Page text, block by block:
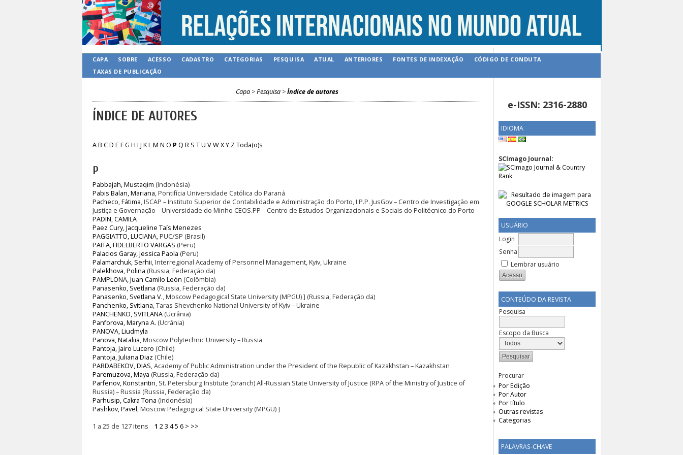
e-ISSN: 2316-2880
IDIOMA
SCImago Journal:
USUÁRIO
Login
Senha
Lembrar usuário
CONTEÚDO DA REVISTA
Pesquisa
Escopo da Busca
Procurar
Por Edição
Por Autor
Por título
Outras revistas
Categorias
PALAVRAS-CHAVE
CAPA SOBRE ACESSO CADASTRO CATEGORIAS PESQUISA ATUAL ANTERIORES FONTES DE INDEXAÇÃO
CÓDIGO DE CONDUTA
TAXAS DE PUBLICAÇÃO
Capa>Pesquisa>Índice de autores
ÍNDICE DE AUTORES
AB CD E FG H I J KLM N O P Q R S TU VWXY ZToda(o)s
P
Pabbajah, Mustaqim (Indonésia)
Pabis Balan, Mariana, Pontifícia Universidade Católica do Paraná
Pacheco, Fátima, ISCAP – Instituto Superior de Contabilidade e Administração do Porto, I.P.P. JusGov – Centro de Investigação em
Justiça e Governação – Universidade do Minho CEOS.PP – Centro de Estudos Organizacionais e Sociais do Politécnico do Porto
PADIN, CAMILA
Paez Cury, Jacqueline Taís Menezes
PAGGIATTO, LUCIANA, PUC/SP (Brasil)
PAITA, FIDELBERTO VARGAS (Peru)
Palacios Garay, Jessica Paola (Peru)
Palamarchuk, Serhii, Interregional Academy of Personnel Management, Kyiv, Ukraine
Palekhova, Polina (Russia, Federação da)
PAMPLONA, Juan Camilo León (Colômbia)
Panasenko, Svetlana (Russia, Federação da)
Panasenko, Svetlana V., Moscow Pedagogical State University (MPGU) ] (Russia, Federação da)
Panchenko, Svitlana, Taras Shevchenko National University of Kyiv – Ukraine
PANCHENKO, SVITLANA (Ucrânia)
Panforova, Maryna A. (Ucrânia)
PANOVA, Liudmyla
Panova, Nataliia, Moscow Polytechnic University – Russia
Pantoja, Jairo Lucero (Chile)
Pantoja, Juliana Diaz (Chile)
PARDABEKOV, DIAS, Academy of Public Administration under the President of the Republic of Kazakhstan – Kazakhstan
Paremuzova, Maya (Russia, Federação da)
Parfenov, Konstantin, St. Petersburg Institute (branch) All-Russian State University of Justice (RPA of the Ministry of Justice of
Russia) – Russia (Russia, Federação da)
Parhusip, Cakra Tona (Indonésia)
Pashkov, Pavel, Moscow Pedagogical State University (MPGU) ]
1 a 25 de 127 itens 1 23 45 6 > >>